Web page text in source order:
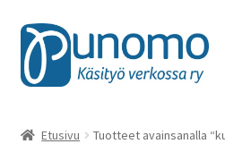
Siirry
navigointiin
Siirry
sisältöön
Etusivu Tuotteet avainsanalla